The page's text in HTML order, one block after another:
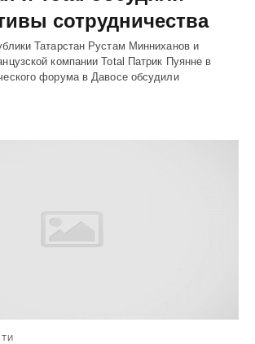
сотрудничества
Татарстан Рустам Минниханов и
компании Total Патрик Пуянне в
форума в Давосе обсудили